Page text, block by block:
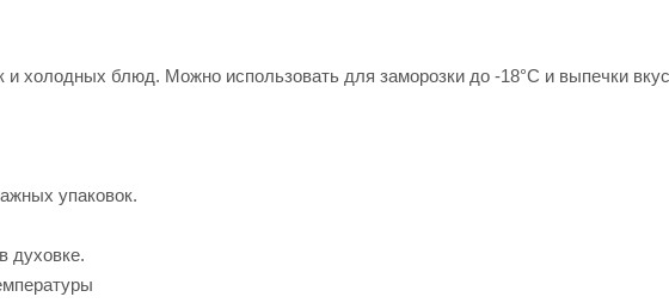
и холодных блюд. Можно использовать для заморозки до -18°С и выпечки
упаковок.
духовке.